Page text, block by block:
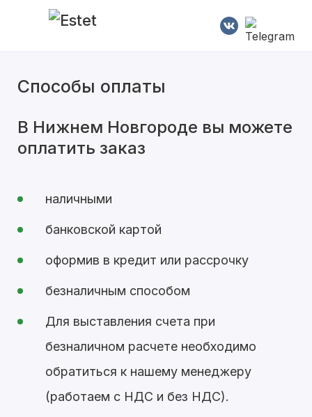
Способы оплаты
В Нижнем Новгороде вы можете
оплатить заказ
наличными
банковской картой
оформив в кредит или рассрочку
безналичным способом
Для выставления счета при
безналичном расчете необходимо
обратиться к нашему менеджеру
(работаем с НДС и без НДС).